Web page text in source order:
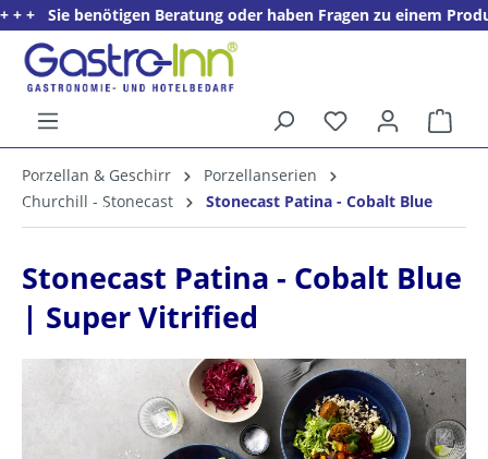
springen
benötigen Beratung oder haben Fragen zu einem Produkt?
Willkommens­rabatt**
für neue Kunden
Porzellan & Geschirr
Porzellanserien
Churchill - Stonecast
Stonecast Patina - Cobalt Blue
Stonecast Patina - Cobalt Blue
| Super Vitrified